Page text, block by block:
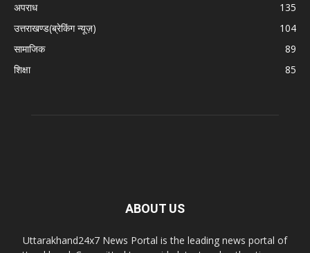
अपराध
135
उत्तराखण्ड(ब्रेकिंग न्यूज़)
104
सामाजिक
89
शिक्षा
85
ABOUT US
Uttarakhand24x7 News Portal is the leading news portal of